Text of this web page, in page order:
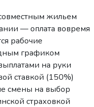
жильем
— оплата вовремя
рабочие
графиком
на руки
ставкой (150%)
смены на выбор
страховкой